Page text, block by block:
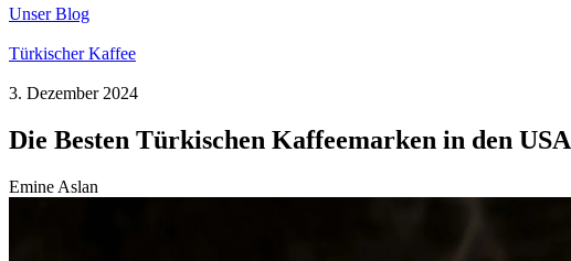
Unser Blog
Türkischer Kaffee
3. Dezember 2024
Die Besten Türkischen Kaffeemarken in den USA
Emine Aslan